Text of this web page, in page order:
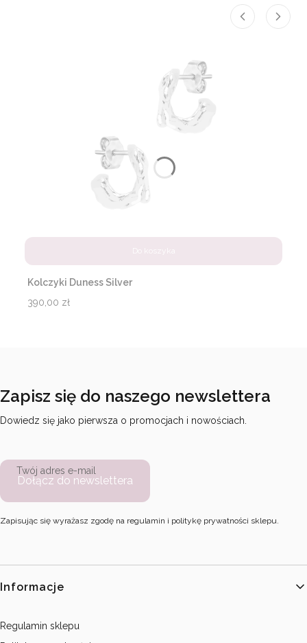
Kolczyki Duness Silver
Cena
390,00 zł
Zapisz się do naszego newslettera
Dowiedz się jako pierwsza o promocjach i nowościach.
Twój adres e-mail
Dołącz do newslettera
Zapisując się wyrażasz zgodę na regulamin i politykę prywatności sklepu.
Linki w stopce
Informacje
Regulamin sklepu